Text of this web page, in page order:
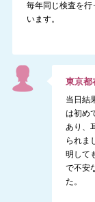
毎年同じ検査を行
います。
東京都
当日結
は初め
あり、
られま
明して
で不安
た。